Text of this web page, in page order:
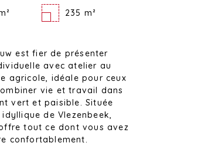
235 m²
est fier de présenter
avec atelier au
agricole, idéale pour ceux
vie et travail dans
vert et paisible. Située
de Vlezenbeek,
tout ce dont vous avez
confortablement.